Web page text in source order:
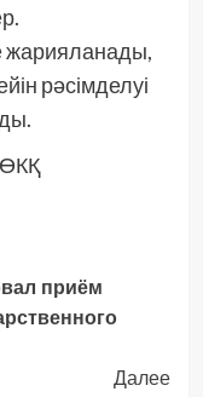
жарияланады,
рәсімделуі
приём
Далее